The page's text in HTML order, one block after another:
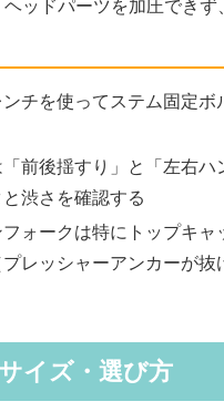
ヘッドパーツを加圧できず
ンチを使ってステム固定ボ
前後揺すり」と「左右ハ
渋さを確認する
フォークは特にトップキャ
レッシャーアンカーが抜
イズ・選び方